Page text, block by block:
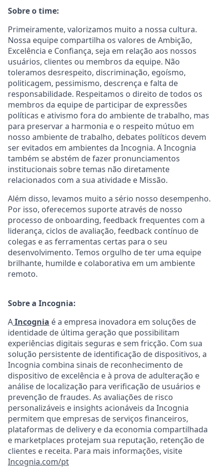
Sobre o time:
Primeiramente, valorizamos muito a nossa cultura.
Nossa equipe compartilha os valores de Ambição,
Excelência e Confiança, seja em relação aos nossos
usuários, clientes ou membros da equipe. Não
toleramos desrespeito, discriminação, egoísmo,
politicagem, pessimismo, descrença e falta de
responsabilidade. Respeitamos o direito de todos os
membros da equipe de participar de expressões
políticas e ativismo fora do ambiente de trabalho, mas
para preservar a harmonia e o respeito mútuo em
nosso ambiente de trabalho, debates políticos devem
ser evitados em ambientes da Incognia. A Incognia
também se abstém de fazer pronunciamentos
institucionais sobre temas não diretamente
relacionados com a sua atividade e Missão.
Além disso, levamos muito a sério nosso desempenho.
Por isso, oferecemos suporte através de nosso
processo de onboarding, feedback frequentes com a
liderança, ciclos de avaliação, feedback contínuo de
colegas e as ferramentas certas para o seu
desenvolvimento. Temos orgulho de ter uma equipe
brilhante, humilde e colaborativa em um ambiente
remoto.
Sobre a Incognia:
AIncognia é a empresa inovadora em soluções de
identidade de última geração que possibilitam
experiências digitais seguras e sem fricção. Com sua
solução persistente de identificação de dispositivos, a
Incognia combina sinais de reconhecimento de
dispositivo de excelência e à prova de adulteração e
análise de localização para verificação de usuários e
prevenção de fraudes. As avaliações de risco
personalizáveis e insights acionáveis da Incognia
permitem que empresas de serviços financeiros,
plataformas de delivery e da economia compartilhada
e marketplaces protejam sua reputação, retenção de
clientes e receita. Para mais informações, visite
Incognia.com/pt